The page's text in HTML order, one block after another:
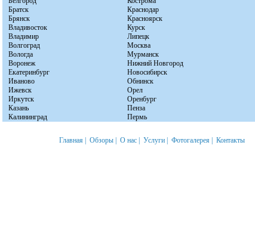
Братск
Брянск
Владивосток
Владимир
Волгоград
Вологда
Воронеж
Екатеринбург
Иваново
Ижевск
Иркутск
Казань
Калининград
Краснодар
Красноярск
Курск
Липецк
Москва
Мурманск
Нижний Новгород
Новосибирск
Обнинск
Орел
Оренбург
Пенза
Пермь
Главная Обзоры О нас Услуги Фотогалерея Контакты